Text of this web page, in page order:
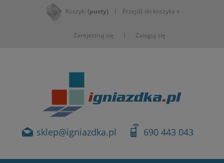
Koszyk: (pusty) Przejdź do koszyka »
Zarejestruj się Zaloguj się
sklep@igniazdka.pl 690 443 043